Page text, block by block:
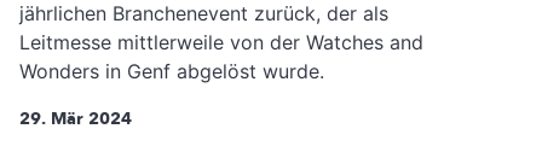
jährlichen Branchenevent zurück, der als
Leitmesse mittlerweile von der Watches and
Wonders in Genf abgelöst wurde.
29. Mär 2024